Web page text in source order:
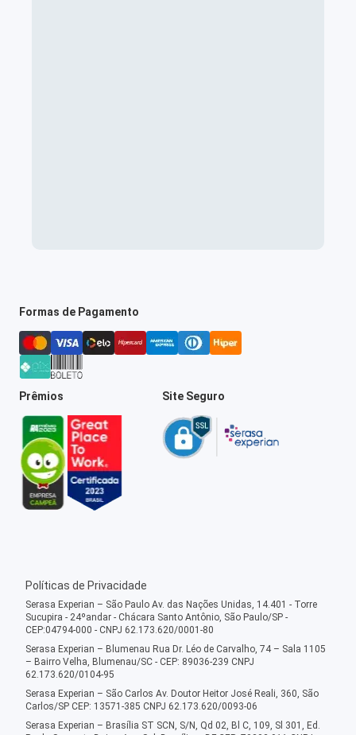
Formas de Pagamento
Prêmios Site Seguro
Políticas de Privacidade
Serasa Experian – São Paulo Av. das Nações Unidas, 14.401 - Torre
Sucupira - 24ºandar - Chácara Santo Antônio, São Paulo/SP -
CEP:04794-000 - CNPJ 62.173.620/0001-80
Serasa Experian – Blumenau Rua Dr. Léo de Carvalho, 74 – Sala 1105
– Bairro Velha, Blumenau/SC - CEP: 89036-239 CNPJ
62.173.620/0104-95
Serasa Experian – São Carlos Av. Doutor Heitor José Reali, 360, São
Carlos/SP CEP: 13571-385 CNPJ 62.173.620/0093-06
Serasa Experian – Brasília ST SCN, S/N, Qd 02, Bl C, 109, Sl 301, Ed.